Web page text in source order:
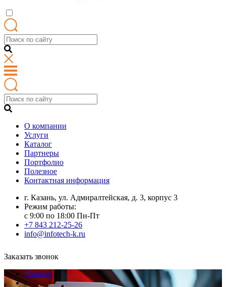
О компании
Услуги
Каталог
Партнеры
Портфолио
Полезное
Контактная информация
г. Казань, ул. Адмиралтейская, д. 3, корпус 3
Режим работы:
с 9:00 по 18:00 Пн-Пт
+7 843 212-25-26
info@infotech-k.ru
Заказать звонок
Главная
/